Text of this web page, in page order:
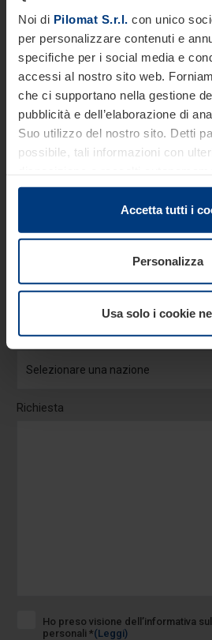
Noi di Pilomat S.r.l. con unico
per personalizzare contenuti e
specifiche per i social media e
accessi al nostro sito web.
che ci supportano nella gestione
pubblicità e dell’elaborazione di
Suo utilizzo del nostro sito. Detti
possibile, tali informazioni con
con il Suo impiego dei servizi
Le disposizioni di legge ci
sul Suo dispositivo in tutti quei casi
sito. Per tutti gli altri tipi di cookie,
consenso. Lei ha comunque
Accetta tutti i
Personalizza
Usa solo i cookie
Cognome *
Telefono *
Nazione *
Richiesta
Ho preso visione dell’informativa
personali *(Leggi)